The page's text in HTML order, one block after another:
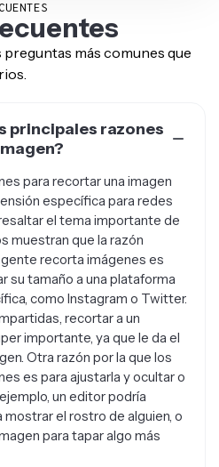
más comunes que
para recortar una imagen
el tema importante de
muestran que la razón
recorta imágenes es
su tamaño a una plataforma
como Instagram o Twitter.
recortar a un
importante, ya que le da el
Otra razón por la que los
es para ajustarla y ocultar o
un editor podría
mostrar el rostro de alguien, o
para tapar algo más